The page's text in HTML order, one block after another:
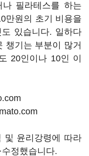
나 필라테스를 하는
만원의 초기 비용을
있습니다. 일하다
챙기는 부분이 많거
20인이나 10인 이
및 윤리강령에 따라
정했습니다.